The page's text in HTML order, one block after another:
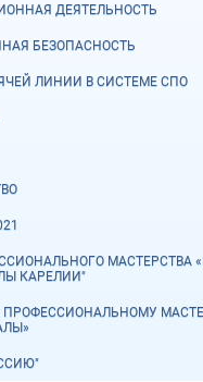
ДЕЯТЕЛЬНОСТЬ
БЕЗОПАСНОСТЬ
ЛИНИИ В СИСТЕМЕ СПО
МАСТЕРСТВА
КАРЕЛИИ"